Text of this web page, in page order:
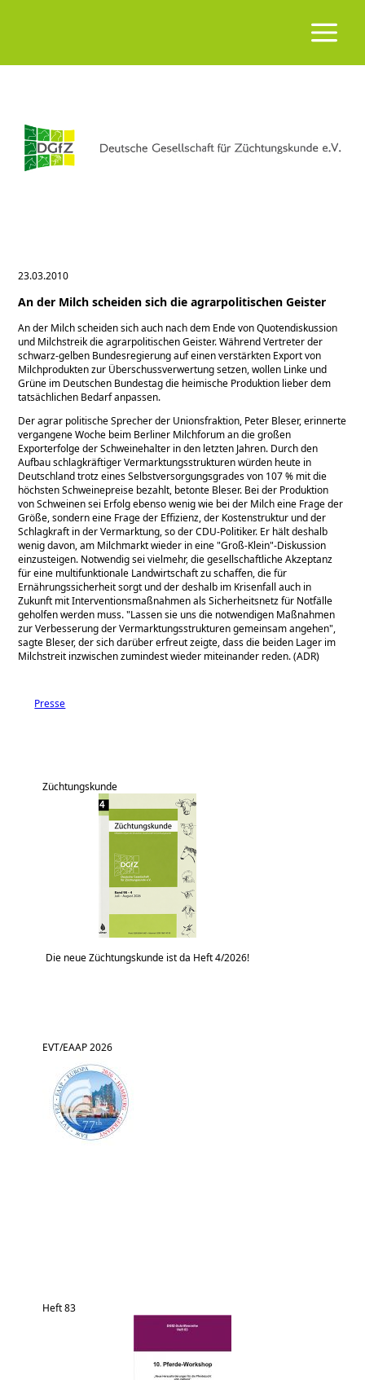
23.03.2010
An der Milch scheiden sich die agrarpolitischen Geister
An der Milch scheiden sich auch nach dem Ende von Quotendiskussion
und Milchstreik die agrarpolitischen Geister. Während Vertreter der
schwarz-gelben Bundesregierung auf einen verstärkten Export von
Milchprodukten zur Überschussverwertung setzen, wollen Linke und
Grüne im Deutschen Bundestag die heimische Produktion lieber dem
tatsächlichen Bedarf anpassen.
Der agrar politische Sprecher der Unionsfraktion, Peter Bleser, erinnerte
vergangene Woche beim Berliner Milchforum an die großen
Exporterfolge der Schweinehalter in den letzten Jahren. Durch den
Aufbau schlagkräftiger Vermarktungsstrukturen würden heute in
Deutschland trotz eines Selbstversorgungsgrades von 107 % mit die
höchsten Schweinepreise bezahlt, betonte Bleser. Bei der Produktion
von Schweinen sei Erfolg ebenso wenig wie bei der Milch eine Frage der
Größe, sondern eine Frage der Effizienz, der Kostenstruktur und der
Schlagkraft in der Vermarktung, so der CDU-Politiker. Er hält deshalb
wenig davon, am Milchmarkt wieder in eine Groß-Klein -Diskussion
einzusteigen. Notwendig sei vielmehr, die gesellschaftliche Akzeptanz
für eine multifunktionale Landwirtschaft zu schaffen, die für
Ernährungssicherheit sorgt und der deshalb im Krisenfall auch in
Zukunft mit Interventionsmaßnahmen als Sicherheitsnetz für Notfälle
geholfen werden muss. Lassen sie uns die notwendigen Maßnahmen
zur Verbesserung der Vermarktungsstrukturen gemeinsam angehen ,
sagte Bleser, der sich darüber erfreut zeigte, dass die beiden Lager im
Milchstreit inzwischen zumindest wieder miteinander reden. (ADR)
Presse
Züchtungskunde
Die neue Züchtungskunde ist da Heft 4/2026!
EVT/EAAP 2026
Heft 83